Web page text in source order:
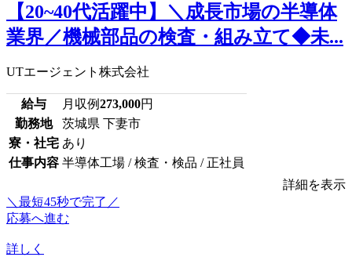
【20~40代活躍中】＼成長市場の半導体
業界／機械部品の検査・組み立て◆未...
UTエージェント株式会社
給与 月収例273,000円
勤務地
茨城県 下妻市
寮・社宅 あり
仕事内容 半導体工場 / 検査・検品 / 正社員
詳細を表示
＼最短45秒で完了／
応募へ進む
詳しく